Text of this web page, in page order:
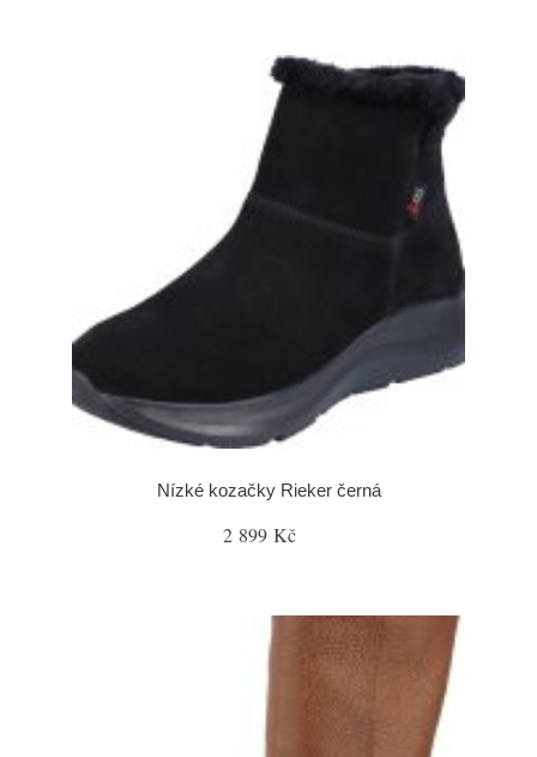
Nízké kozačky Rieker černá
2 899 Kč